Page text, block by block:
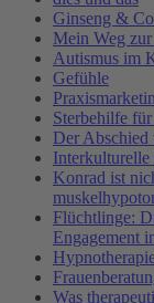
Ginseng &
Mein Weg
Autismus im
Gefühle
Sterbehilfe
Der Abschied
Konrad ist
Flüchtlinge:
Engagement
Was